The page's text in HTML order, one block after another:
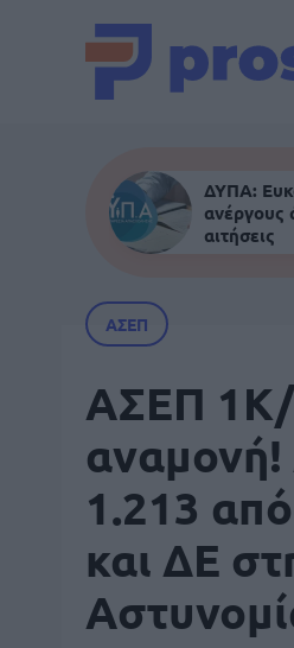
ΔΥΠΑ:
ανέργους
αιτήσεις
ΑΣΕΠ
ΑΣΕΠ 1Κ/
αναμονή!
1.213
και ΔΕ